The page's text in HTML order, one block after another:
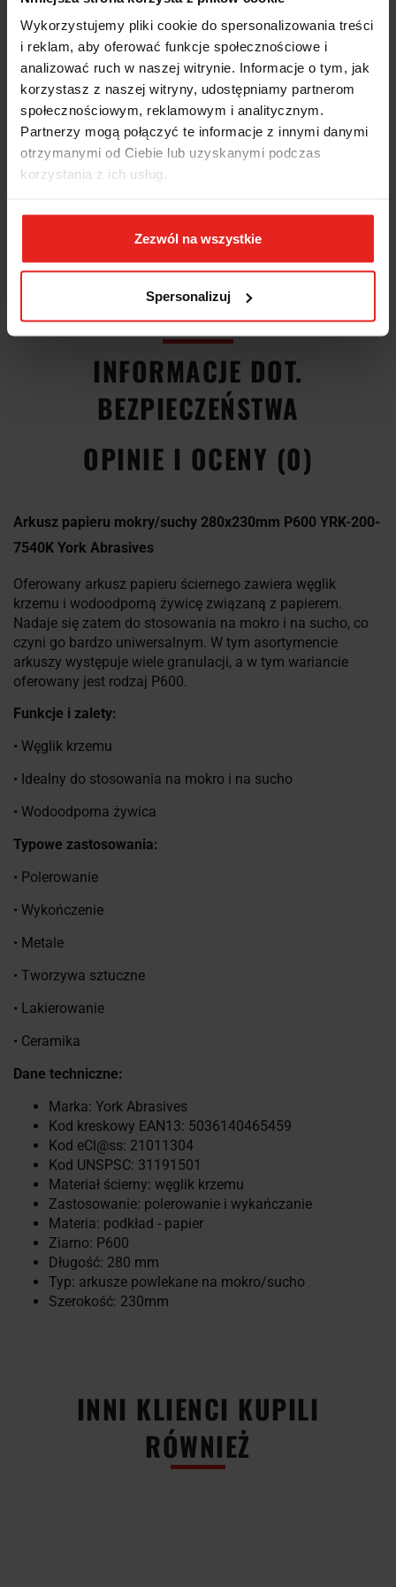
Wykorzystujemy pliki cookie do spersonalizowania treści
i reklam, aby oferować funkcje społecznościowe i
analizować ruch w naszej witrynie. Informacje o tym, jak
korzystasz z naszej witryny, udostępniamy partnerom
społecznościowym, reklamowym i analitycznym.
Partnerzy mogą połączyć te informacje z innymi danymi
otrzymanymi od Ciebie lub uzyskanymi podczas
korzystania z ich usług.
Zezwól na wszystkie
Spersonalizuj
Dostępność Duża dostępność
Waga 0.01 kg
Pobierz produkt do PDF
OPIS
INFORMACJE DOT.
BEZPIECZEŃSTWA
OPINIE I OCENY (0)
Arkusz papieru mokry/suchy 280x230mm P600 YRK-200-
7540K York Abrasives
Oferowany arkusz papieru ściernego zawiera węglik
krzemu i wodoodporną żywicę związaną z papierem.
Nadaje się zatem do stosowania na mokro i na sucho, co
czyni go bardzo uniwersalnym. W tym asortymencie
arkuszy występuje wiele granulacji, a w tym wariancie
oferowany jest rodzaj P600.
Funkcje i zalety:
• Węglik krzemu
• Idealny do stosowania na mokro i na sucho
• Wodoodporna żywica
Typowe zastosowania:
• Polerowanie
• Wykończenie
• Metale
• Tworzywa sztuczne
• Lakierowanie
• Ceramika
Dane techniczne:
Marka: York Abrasives
Kod kreskowy EAN13: 5036140465459
Kod eCl@ss: 21011304
Kod UNSPSC: 31191501
Materiał ścierny: węglik krzemu
Zastosowanie: polerowanie i wykańczanie
Materia: podkład - papier
Ziarno: P600
Długość: 280 mm
Typ: arkusze powlekane na mokro/sucho
Szerokość: 230mm
INNI KLIENCI KUPILI
RÓWNIEŻ